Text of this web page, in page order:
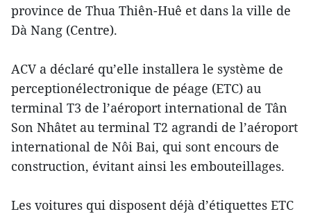
province de Thua Thiên-Huê et dans la ville de
Dà Nang (Centre).
ACV a déclaré qu’elle installera le système de
perceptionélectronique de péage (ETC) au
terminal T3 de l’aéroport international de Tân
Son Nhâtet au terminal T2 agrandi de l’aéroport
international de Nôi Bai, qui sont encours de
construction, évitant ainsi les embouteillages.
Les voitures qui disposent déjà d’étiquettes ETC